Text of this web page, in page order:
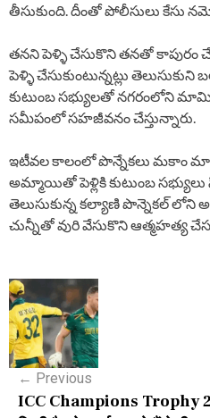
తీసుకుంది. దీంతో పోలీసులు కేసు
తనని పెళ్ళి చేసుకొని తనతో కాపురం
పెళ్ళి చేసుకుంటున్నట్లు
కుటుంబ సభ్యులతో నగరంలోని
సమీపంలో సహజీవనం చేస్తున్నారు.
ఇటీవల కాలంలో పొన్నేకలు మకాం
అమ్మాయితో పెళ్లికి కుటుంబ
తెలుసుకున్న కల్యాణి పొన్నెకల్ లోని
చున్నీతో వురి వేసుకొని ఆత్మహత్య
P
o
s
← Previous
ICC Champions Trophy